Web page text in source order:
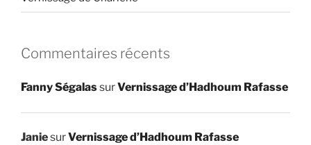
Commentaires récents
Fanny SégalassurVernissage d’Hadhoum Rafasse
JaniesurVernissage d’Hadhoum Rafasse